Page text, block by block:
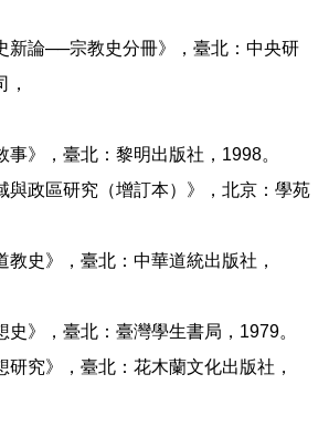
新論──宗教史分冊》，臺北：中央研
，
事》，臺北：黎明出版社，1998。
與政區研究（增訂本）》，北京：學苑
教史》，臺北：中華道統出版社，
史》，臺北：臺灣學生書局，1979。
研究》，臺北：花木蘭文化出版社，